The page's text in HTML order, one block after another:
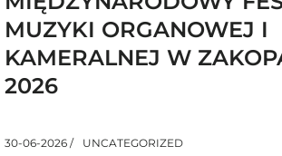
MUZYKI ORGANOWEJ I
KAMERALNEJ W
2026
30-06-2026 / UNCATEGORIZED